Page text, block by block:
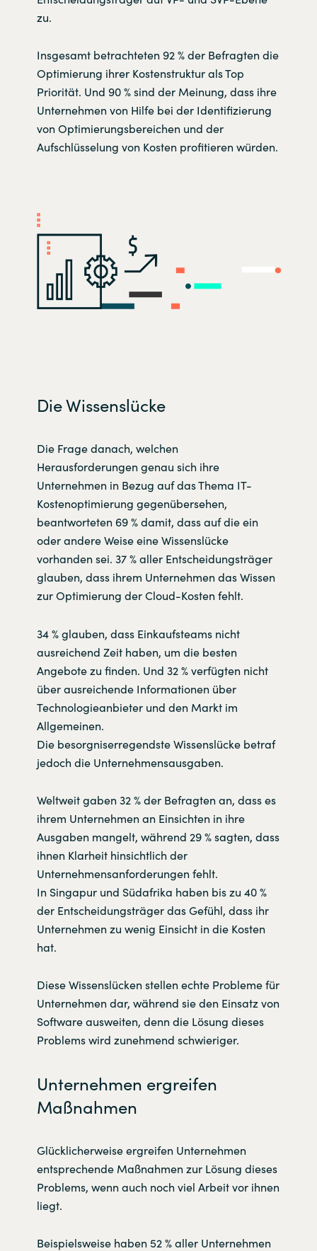
zu.
Insgesamt betrachteten 92 % der Befragten die
Optimierung ihrer Kostenstruktur als Top
Priorität. Und 90 % sind der Meinung, dass ihre
Unternehmen von Hilfe bei der Identifizierung
von Optimierungsbereichen und der
Aufschlüsselung von Kosten profitieren würden.
Die Wissenslücke
Die Frage danach, welchen
Herausforderungen genau sich ihre
Unternehmen in Bezug auf das Thema IT-
Kostenoptimierung gegenübersehen,
beantworteten 69 % damit, dass auf die ein
oder andere Weise eine Wissenslücke
vorhanden sei. 37 % aller Entscheidungsträger
glauben, dass ihrem Unternehmen das Wissen
zur Optimierung der Cloud-Kosten fehlt.
34 % glauben, dass Einkaufsteams nicht
ausreichend Zeit haben, um die besten
Angebote zu finden. Und 32 % verfügten nicht
über ausreichende Informationen über
Technologieanbieter und den Markt im
Allgemeinen.
Die besorgniserregendste Wissenslücke betraf
jedoch die Unternehmensausgaben.
Weltweit gaben 32 % der Befragten an, dass es
ihrem Unternehmen an Einsichten in ihre
Ausgaben mangelt, während 29 % sagten, dass
ihnen Klarheit hinsichtlich der
Unternehmensanforderungen fehlt.
In Singapur und Südafrika haben bis zu 40 %
der Entscheidungsträger das Gefühl, dass ihr
Unternehmen zu wenig Einsicht in die Kosten
hat.
Diese Wissenslücken stellen echte Probleme für
Unternehmen dar, während sie den Einsatz von
Software ausweiten, denn die Lösung dieses
Problems wird zunehmend schwieriger.
Unternehmen ergreifen
Maßnahmen
Glücklicherweise ergreifen Unternehmen
entsprechende Maßnahmen zur Lösung dieses
Problems, wenn auch noch viel Arbeit vor ihnen
liegt.
Beispielsweise haben 52 % aller Unternehmen